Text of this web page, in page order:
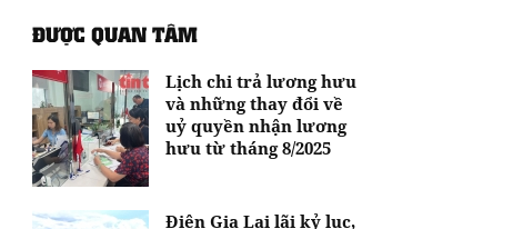
ĐƯỢC QUAN TÂM
Lịch chi trả lương hưu
và những thay đổi về
uỷ quyền nhận lương
hưu từ tháng 8/2025
Điện Gia Lai lãi kỷ lục,